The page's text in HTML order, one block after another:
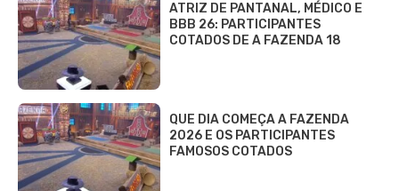
ATRIZ DE PANTANAL, MÉDICO E
BBB 26: PARTICIPANTES
COTADOS DE A FAZENDA 18
QUE DIA COMEÇA A FAZENDA
2026 E OS PARTICIPANTES
FAMOSOS COTADOS